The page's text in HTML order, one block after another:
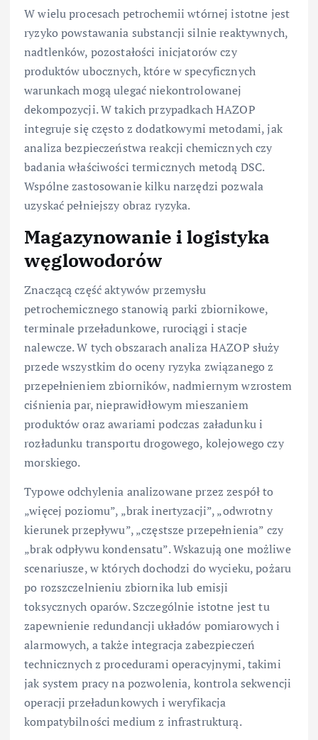
W wielu procesach petrochemii wtórnej istotne jest
ryzyko powstawania substancji silnie reaktywnych,
nadtlenków, pozostałości inicjatorów czy
produktów ubocznych, które w specyficznych
warunkach mogą ulegać niekontrolowanej
dekompozycji. W takich przypadkach HAZOP
integruje się często z dodatkowymi metodami, jak
analiza bezpieczeństwa reakcji chemicznych czy
badania właściwości termicznych metodą DSC.
Wspólne zastosowanie kilku narzędzi pozwala
uzyskać pełniejszy obraz ryzyka.
Magazynowanie i logistyka
węglowodorów
Znaczącą część aktywów przemysłu
petrochemicznego stanowią parki zbiornikowe,
terminale przeładunkowe, rurociągi i stacje
nalewcze. W tych obszarach analiza HAZOP służy
przede wszystkim do oceny ryzyka związanego z
przepełnieniem zbiorników, nadmiernym wzrostem
ciśnienia par, nieprawidłowym mieszaniem
produktów oraz awariami podczas załadunku i
rozładunku transportu drogowego, kolejowego czy
morskiego.
Typowe odchylenia analizowane przez zespół to
„więcej poziomu”, „brak inertyzacji”, „odwrotny
kierunek przepływu”, „częstsze przepełnienia” czy
„brak odpływu kondensatu”. Wskazują one możliwe
scenariusze, w których dochodzi do wycieku, pożaru
po rozszczelnieniu zbiornika lub emisji
toksycznych oparów. Szczególnie istotne jest tu
zapewnienie redundancji układów pomiarowych i
alarmowych, a także integracja zabezpieczeń
technicznych z procedurami operacyjnymi, takimi
jak system pracy na pozwolenia, kontrola sekwencji
operacji przeładunkowych i weryfikacja
kompatybilności medium z infrastrukturą.